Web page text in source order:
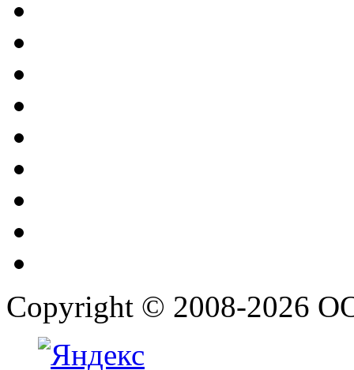
Copyright © 2008-2026